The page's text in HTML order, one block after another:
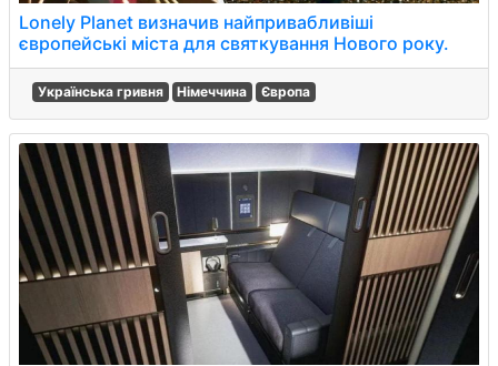
Lonely Planet визначив найпривабливіші
європейські міста для святкування Нового року.
Українська гривня Німеччина Європа